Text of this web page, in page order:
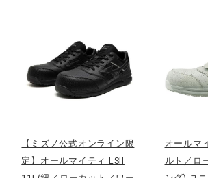
柔道
ワーキング
【ミズノ公式オンライン限
定】オールマイティ LSII
オールマ
ルト／ロ